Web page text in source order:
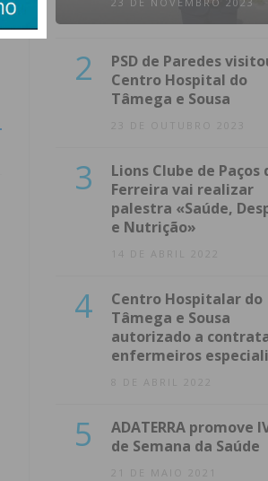
2
PSD de Paredes
Centro Hospital do
Tâmega e Sousa
23 DE OUTUBRO 2023
3
Lions Clube de Paços
Ferreira vai realizar
palestra «Saúde,
e Nutrição»
14 DE ABRIL 2022
4
Centro Hospitalar do
Tâmega e Sousa
autorizado a
enfermeiros
8 DE ABRIL 2022
5
ADATERRA promove
de Semana da Saúde
21 DE MAIO 2021